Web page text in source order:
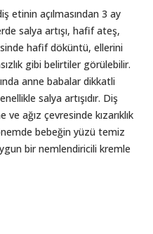
etinin açılmasından 3 ay
salya artışı, hafif ateş,
hafif döküntü, ellerini
gibi belirtiler görülebilir.
anne babalar dikkatli
salya artışıdır. Diş
ağız çevresinde kızarıklık
bebeğin yüzü temiz
bir nemlendiricili kremle